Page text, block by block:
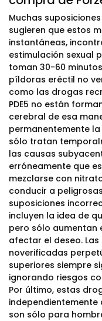
Muchas
sugieren que estos
instantáneas,
estimulación sexual
toman 30-60
píldoras eréctil no
como las drogas
PDE5 no están
cerebral de esa
permanentemente
sólo tratan
las causas
erróneamente que
mezclarse con
conducir a
suposiciones
incluyen la idea de
pero sólo aumentan
afectar el deseo.
noverificadas
superiores siempre
ignorando riesgos
Por último, estas
independientemente
son sólo para